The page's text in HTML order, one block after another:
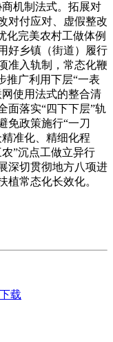
机制法式。拓展对
对付应对、虚假整改
化完美农村工做体例
好乡镇（街道）履行
准入轨制，常态化鞭
推广利用下层“一表
使用法式的整合清
面落实“四下下层”轨
免政策施行“一刀
准化、精细化程
”沉点工做立异行
深切贯彻地方八项进
植常态化长效化。
载